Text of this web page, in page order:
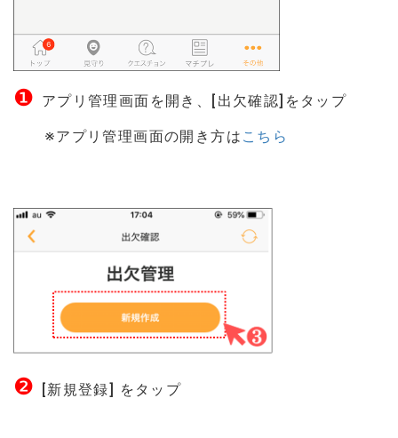
❶ アプリ管理画面を開き、[出欠確認]をタップ
※アプリ管理画面の開き方は こちら
❷ [新規登録] をタップ